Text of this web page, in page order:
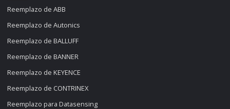
Reemplazo de ABB
Reemplazo de Autonics
Reemplazo de BALLUFF
Reemplazo de BANNER
Reemplazo de KEYENCE
Reemplazo de CONTRINEX
Reemplazo para Datasensing